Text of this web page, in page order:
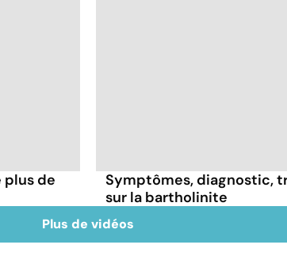
de
Symptômes, diagnostic,
sur la bartholinite
Plus de vidéos